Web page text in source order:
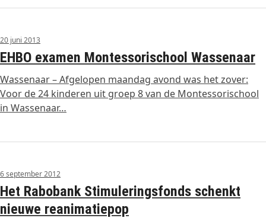
20 juni 2013
EHBO examen Montessorischool Wassenaar
Wassenaar – Afgelopen maandag avond was het zover:
Voor de 24 kinderen uit groep 8 van de Montessorischool
in Wassenaar…
6 september 2012
Het Rabobank Stimuleringsfonds schenkt
nieuwe reanimatiepop